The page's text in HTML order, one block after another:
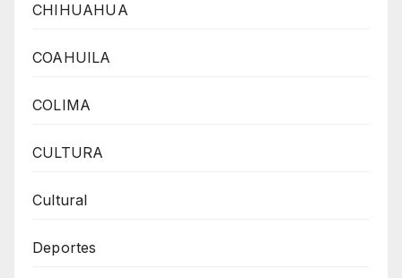
CHIHUAHUA
COAHUILA
COLIMA
CULTURA
Cultural
Deportes